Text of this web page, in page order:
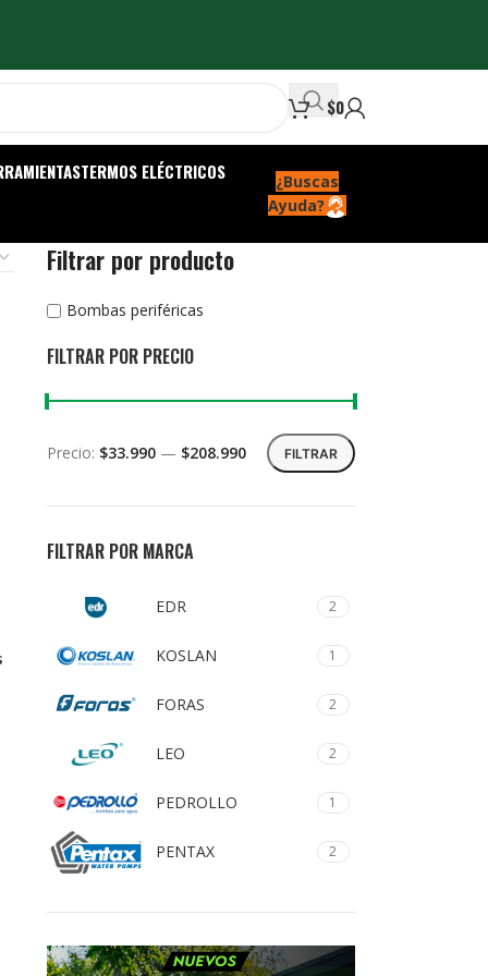
$0
TERMOS ELÉCTRICOS
¿Buscas
Ayuda?
Filtrar por producto
Bombas periféricas
FILTRAR POR PRECIO
FILTRAR
Precio: $33.990— $208.990
FILTRAR POR MARCA
EDR 2
KOSLAN 1
FORAS 2
LEO 2
PEDROLLO 1
PENTAX 2